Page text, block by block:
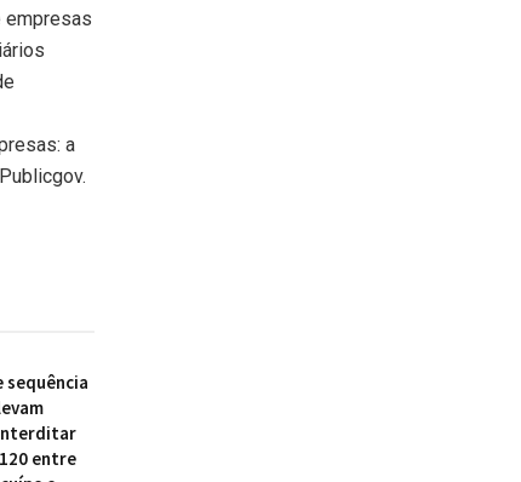
empresas
a
sequência
entre